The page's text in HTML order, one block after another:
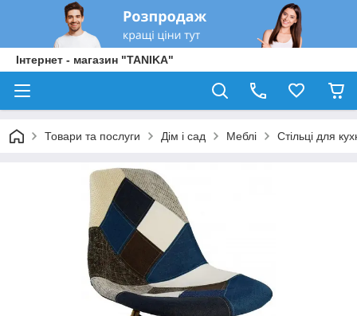
Інтернет - магазин "TANIKA"
Товари та послуги Дім і сад Меблі Стільці для